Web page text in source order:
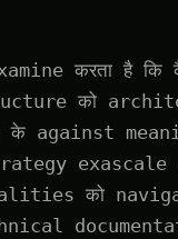
करता है
को
against
को